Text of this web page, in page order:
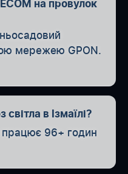
на провулок
мережею GPON.
в Ізмаїлі?
96+ годин